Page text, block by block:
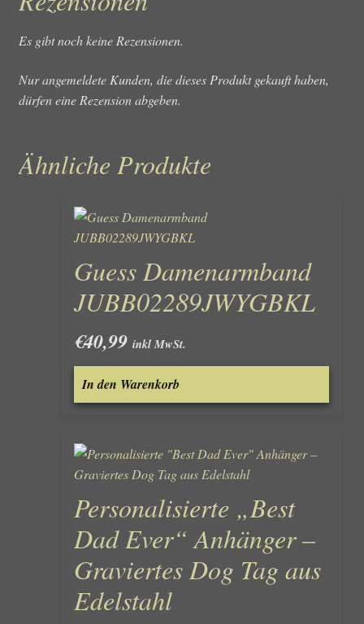
Es gibt noch keine Rezensionen.
Nur angemeldete Kunden, die dieses Produkt gekauft haben,
dürfen eine Rezension abgeben.
Ähnliche Produkte
Guess Damenarmband
JUBB02289JWYGBKL
€40,99 inkl MwSt.
In den Warenkorb
Personalisierte „Best
Dad Ever“ Anhänger –
Graviertes Dog Tag aus
Edelstahl